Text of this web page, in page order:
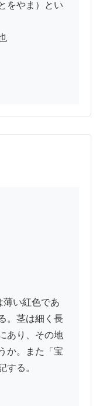
をやま）とい
薄い紅色であ
。茎は細く長
あり、その地
か。また「宝
する。